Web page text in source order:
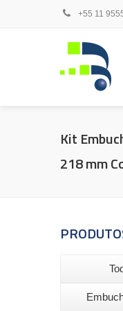
+55 11
Kit
218 mm